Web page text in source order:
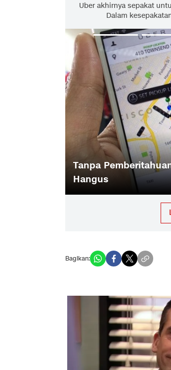
Uber akhirnya sepakat
Dalam
Tanpa
Hangus
Bagikan: